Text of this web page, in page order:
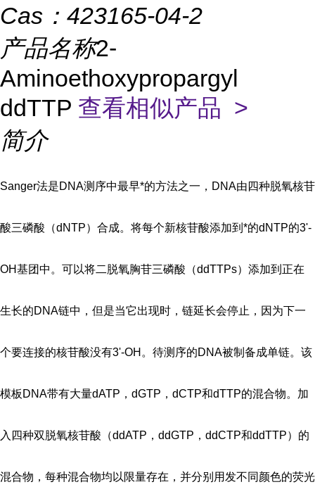
Cas： 423165-04-2
产品名称2-
Aminoethoxypropargyl
ddTTP 查看相似产品 >
简介
Sanger法是DNA测序中最早*的方法之一，DNA由四种脱氧核苷
酸三磷酸（dNTP）合成。将每个新核苷酸添加到*的dNTP的3'-
OH基团中。可以将二脱氧胸苷三磷酸（ddTTPs）添加到正在
生长的DNA链中，但是当它出现时，链延长会停止，因为下一
个要连接的核苷酸没有3'-OH。待测序的DNA被制备成单链。该
模板DNA带有大量dATP，dGTP，dCTP和dTTP的混合物。加
入四种双脱氧核苷酸（ddATP，ddGTP，ddCTP和ddTTP）的
混合物，每种混合物均以限量存在，并分别用发不同颜色的荧光